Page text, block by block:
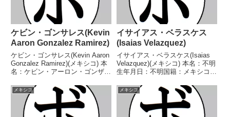
ケビン・ゴンサレス(Kevin
Aaron Gonzalez Ramirez)
ケビン・ゴンサレス(Kevin Aaron
Gonzalez Ramirez)(メキシコ) 本
名：ケビン・アーロン・ゴンザレ
12月14日国籍：メキシコ戦績：
33戦30勝(15KO)2敗1分 【獲得タ
イトル】メ...
イサイアス・ベラスケス
(Isaias Velazquez)
イサイアス・ベラスケス(Isaias
Velazquez)(メキシコ) 本名：不明
生年月日：不明国籍：メキシコ戦
タイトル】なし 【戦歴】
1989/02/02 ○4R判定 (採点不
明) ハビエル・カルモ...
メキシコ メキシコ